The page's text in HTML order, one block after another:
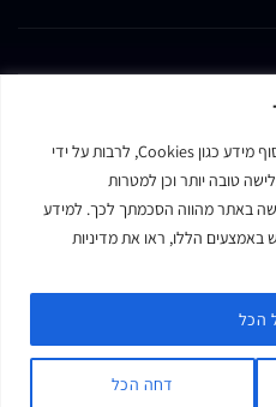
באתר זה נעשה שימוש בטכנולוגיות איסוף מידע כגון Cookies, לרבות על ידי
טובה יותר וכן למטרות
באתר מהווה הסכמתך לכך. למידע
הללו, ראו את מדיניות
דחה הכל
הכל